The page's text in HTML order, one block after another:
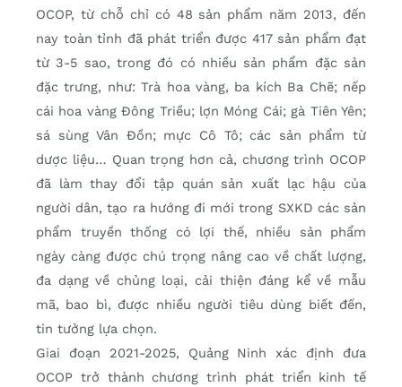
OCOP, từ chỗ chỉ có 48 sản phẩm năm 2013, đến
nay toàn tỉnh đã phát triển được 417 sản phẩm đạt
từ 3-5 sao, trong đó có nhiều sản phẩm đặc sản
đặc trưng, như: Trà hoa vàng, ba kích Ba Chẽ; nếp
cái hoa vàng Đông Triều; lợn Móng Cái; gà Tiên Yên;
sá sùng Vân Đồn; mực Cô Tô; các sản phẩm từ
dược liệu… Quan trọng hơn cả, chương trình OCOP
đã làm thay đổi tập quán sản xuất lạc hậu của
người dân, tạo ra hướng đi mới trong SXKD các sản
phẩm truyền thống có lợi thế, nhiều sản phẩm
ngày càng được chú trọng nâng cao về chất lượng,
đa dạng về chủng loại, cải thiện đáng kể về mẫu
mã, bao bì, được nhiều người tiêu dùng biết đến,
tin tưởng lựa chọn.
Giai đoạn 2021-2025, Quảng Ninh xác định đưa
OCOP trở thành chương trình phát triển kinh tế